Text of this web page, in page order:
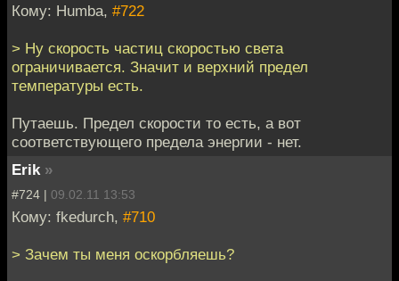
Кому: Humba, #722
> Ну скорость частиц скоростью света
ограничивается. Значит и верхний предел
температуры есть.
Путаешь. Предел скорости то есть, а вот
соответствующего предела энергии - нет.
Erik »
#724 | 09.02.11 13:53
Кому: fkedurch, #710
> Зачем ты меня оскорбляешь?